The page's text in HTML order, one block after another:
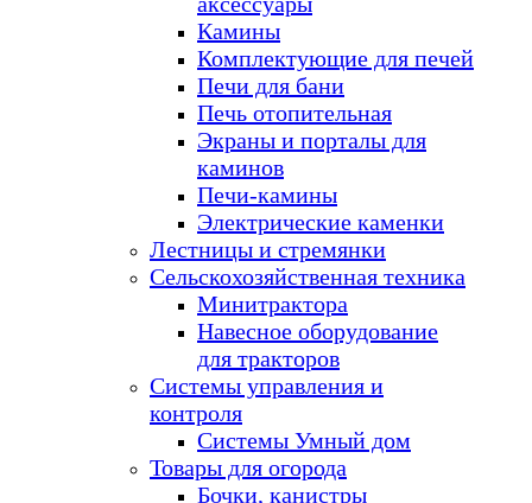
Камины
Комплектующие для печей
Печи для бани
Печь отопительная
Экраны и порталы для
каминов
Печи-камины
Электрические каменки
Лестницы и стремянки
Сельскохозяйственная техника
Минитрактора
Навесное оборудование
для тракторов
Системы управления и
контроля
Системы Умный дом
Товары для огорода
Бочки, канистры